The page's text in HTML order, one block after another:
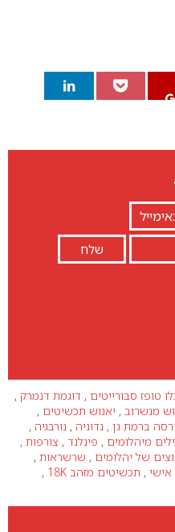
טופז סבורייטים , דוגמת דנמרק ,
מנשרוב , יאנוש תכשיטים ,
ברמת גן , נדוניה , נורבגיה ,
מיהלומים , פינלנד , צורפות ,
של יהלומים , שרשראות ,
, תכשיטים מזהב 18K
,